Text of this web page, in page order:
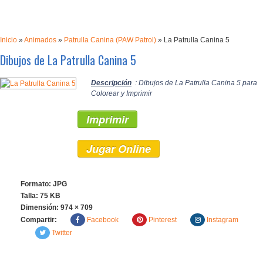
Inicio »Animados » Patrulla Canina (PAW Patrol) » La Patrulla Canina 5
Dibujos de La Patrulla Canina 5
Descripción : Dibujos de La Patrulla Canina 5 para
Colorear y Imprimir
Imprimir
Jugar Online
Formato: JPG
Talla: 75 KB
Dimensión: 974 × 709
Compartir:
Facebook Pinterest
Instagram
Twitter